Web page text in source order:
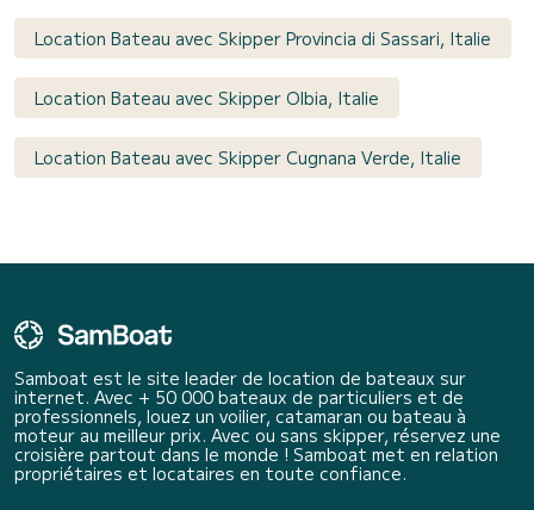
Location Bateau avec Skipper Provincia di Sassari, Italie
Location Bateau avec Skipper Olbia, Italie
Location Bateau avec Skipper Cugnana Verde, Italie
Samboat est le site leader de location de bateaux sur
internet. Avec + 50 000 bateaux de particuliers et de
professionnels, louez un voilier, catamaran ou bateau à
moteur au meilleur prix. Avec ou sans skipper, réservez une
croisière partout dans le monde ! Samboat met en relation
propriétaires et locataires en toute confiance.